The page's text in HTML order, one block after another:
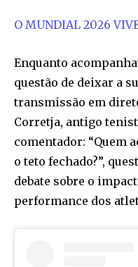
O MUNDIAL 2026
Enquanto
questão de deixar a
transmissão em
Corretja, antigo
comentador: “Quem
o teto fechado?”,
debate sobre o
performance dos